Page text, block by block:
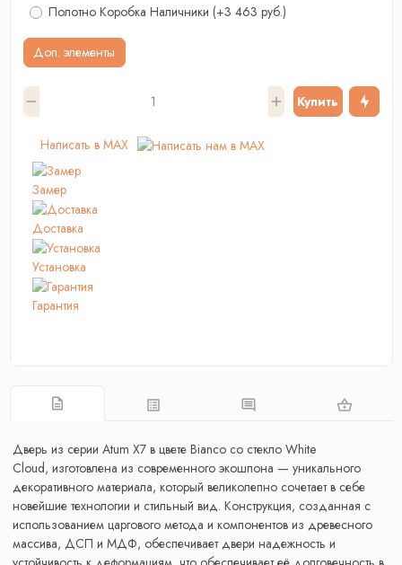
Полотно Коробка Наличники (+3 463 руб.)
Доп. элементы
Купить
Написать в MAX
Замер
Доставка
Установка
Гарантия
Дверь из серии Atum X7 в цвете Bianco со стекло White
Cloud, изготовлена из современного экошпона — уникального
декоративного материала, который великолепно сочетает в себе
новейшие технологии и стильный вид. Конструкция, созданная с
использованием царгового метода и компонентов из древесного
массива, ДСП и МДФ, обеспечивает двери надежность и